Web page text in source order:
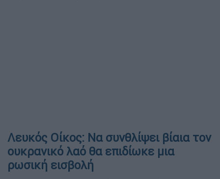
Λευκός Οίκος: Να συνθλίψει βίαια τον
ουκρανικό λαό θα επιδίωκε μια
ρωσική εισβολή